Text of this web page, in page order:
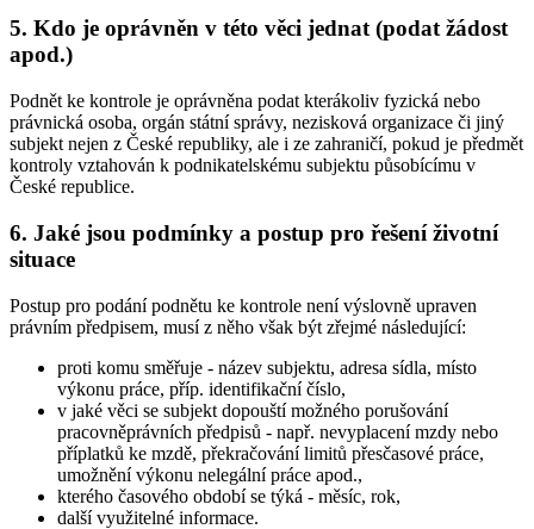
5. Kdo je oprávněn v této věci jednat (podat žádost
apod.)
Podnět ke kontrole je oprávněna podat kterákoliv fyzická nebo
právnická osoba, orgán státní správy, nezisková organizace či jiný
subjekt nejen z České republiky, ale i ze zahraničí, pokud je předmět
kontroly vztahován k podnikatelskému subjektu působícímu v
České republice.
6. Jaké jsou podmínky a postup pro řešení životní
situace
Postup pro podání podnětu ke kontrole není výslovně upraven
právním předpisem, musí z něho však být zřejmé následující:
proti komu směřuje - název subjektu, adresa sídla, místo
výkonu práce, příp. identifikační číslo,
v jaké věci se subjekt dopouští možného porušování
pracovněprávních předpisů - např. nevyplacení mzdy nebo
příplatků ke mzdě, překračování limitů přesčasové práce,
umožnění výkonu nelegální práce apod.,
kterého časového období se týká - měsíc, rok,
další využitelné informace.